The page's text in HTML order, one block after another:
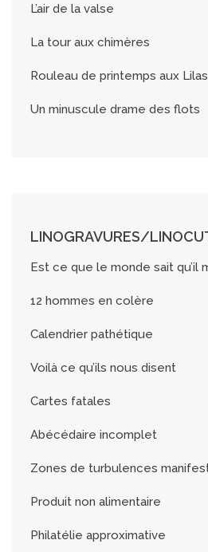
L’air de la valse
La tour aux chimères
Rouleau de printemps aux Lilas
Un minuscule drame des flots
LINOGRAVURES/
Est ce que le monde sait qu’il
12 hommes en colère
Calendrier pathétique
Voilà ce qu’ils nous disent
Cartes fatales
Abécédaire incomplet
Zones de turbulences
Produit non alimentaire
Philatélie approximative